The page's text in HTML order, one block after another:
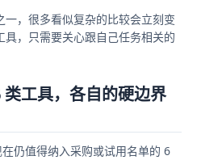
一，很多看似复杂的比较会立刻变
，只需要关心跟自己任务相关的
工具，各自的硬边界
仍值得纳入采购或试用名单的 6